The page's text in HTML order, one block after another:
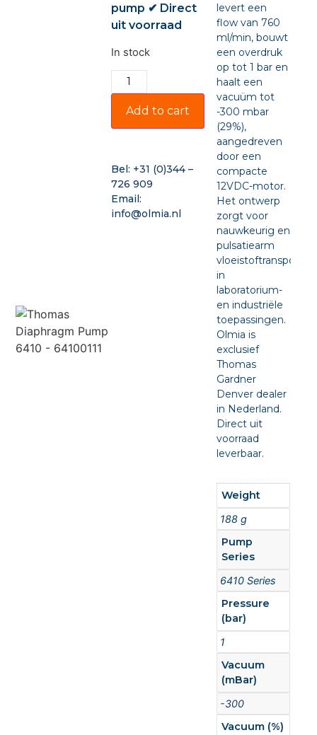
pump ✔ Direct
uit voorraad
In stock
Add to cart
Bel: +31 (0)344 –
726 909
Email:
info@olmia.nl
levert een
flow van 760
ml/min, bouwt
een overdruk
op tot 1 bar en
haalt een
vacuüm tot
-300 mbar
(29%),
aangedreven
door een
compacte
12VDC-motor.
Het ontwerp
zorgt voor
nauwkeurig en
pulsatiearm
vloeistoftransport
in
laboratorium-
en industriële
toepassingen.
Olmia is
exclusief
Thomas
Gardner
Denver dealer
in Nederland.
Direct uit
voorraad
leverbaar.
Weight
188 g
Pump
Series
6410 Series
Pressure
(bar)
1
Vacuum
(mBar)
-300
Vacuum (%)